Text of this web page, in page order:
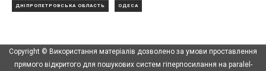
ДНІПРОПЕТРОВСЬКА ОБЛАСТЬ ОДЕСА
Copyright © Використання матеріалів дозволено за умови проставлення
прямого відкритого для пошукових систем гіперпосилання на paralel-